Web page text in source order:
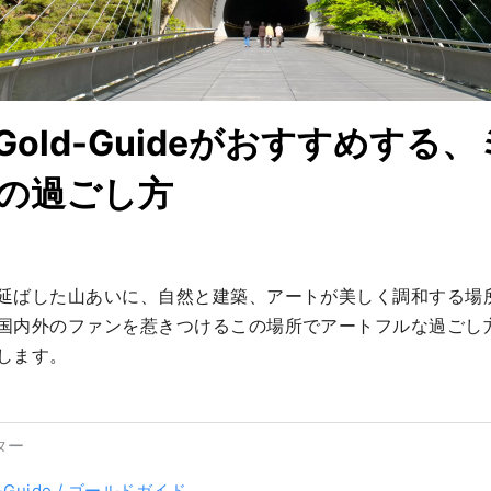
Guideがおすすめする、
過ごし方
ばした山あいに、自然と建築、アートが美しく調和する場
内外のファンを惹きつけるこの場所でアートフルな過ご
ます。
ー